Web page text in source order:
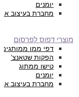
יומנים
מחברת בעיצוב
מוצרי דפוס לפרסום
דפי ממו ממותגים
הפקות שטאנצ’
טישו ממתוג
יומנים
מחברת בעיצוב